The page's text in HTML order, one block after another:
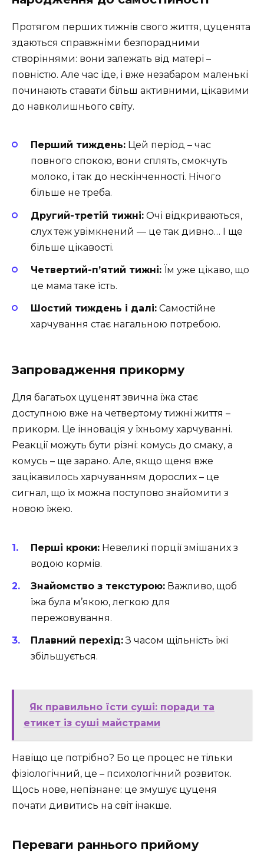
Протягом перших тижнів свого життя, цуценята
здаються справжніми безпорадними
створіннями: вони залежать від матері –
повністю. Але час іде, і вже незабаром маленькі
починають ставати більш активними, цікавими
до навколишнього світу.
Перший тиждень: Цей період – час
повного спокою, вони сплять, смокчуть
молоко, і так до нескінченності. Нічого
більше не треба.
Другий-третій тижні: Очі відкриваються,
слух теж увімкнений — це так дивно… І ще
більше цікавості.
Четвертий-п’ятий тижні: Їм уже цікаво, що
це мама таке їсть.
Шостий тиждень і далі: Самостійне
харчування стає нагальною потребою.
Запровадження прикорму
Для багатьох цуценят звична їжа стає
доступною вже на четвертому тижні життя –
прикорм. Це інновація у їхньому харчуванні.
Реакції можуть бути різні: комусь до смаку, а
комусь – ще зарано. Але, якщо щеня вже
зацікавилось харчуванням дорослих – це
сигнал, що їх можна поступово знайомити з
новою їжею.
Перші кроки: Невеликі порції змішаних з
водою кормів.
Знайомство з текстурою: Важливо, щоб
їжа була м’якою, легкою для
пережовування.
Плавний перехід:З часом щільність їжі
збільшується.
Як правильно їсти суші: поради та
етикет із суші майстрами
Навіщо це потрібно? Бо це процес не тільки
фізіологічний, це – психологічний розвиток.
Щось нове, непізнане: це змушує цуценя
почати дивитись на світ інакше.
Переваги раннього прийому